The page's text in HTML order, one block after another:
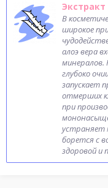
Экстракт
В
широкое
алоэ вера
минералов.
глубоко
запускает
отмерших
при
устраняет
борется с
здоровой и